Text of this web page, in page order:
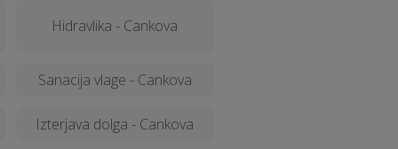
Hidravlika - Cankova
Sanacija vlage - Cankova
Izterjava dolga - Cankova